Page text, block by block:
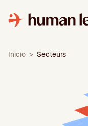
au
contenu
Inicio > Secteurs